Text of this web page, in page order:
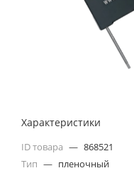
Характеристики
ID товара — 868521
Тип — пленочный